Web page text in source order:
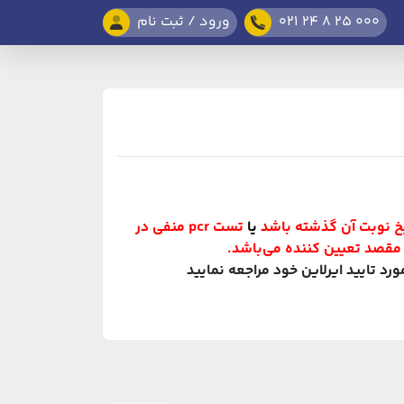
021 24 8 25 000 ورود / ثبت نام
یا
تست pcr منفی در
ایرلاین خود مراجعه نمایید